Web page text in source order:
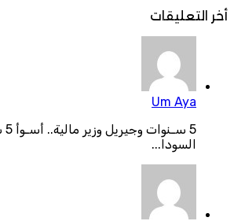
أخر التعليقات
Um Aya
السودا...